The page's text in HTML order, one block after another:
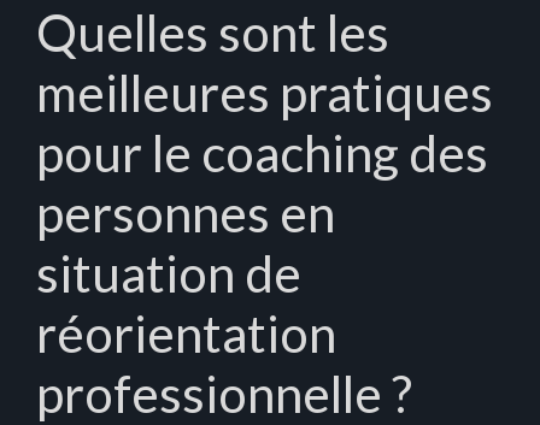
Quelles sont les
meilleures pratiques
pour le coaching des
personnes en
situation de
réorientation
professionnelle ?